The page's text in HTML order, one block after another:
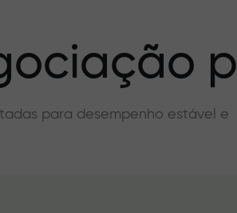
para desempenho estável e